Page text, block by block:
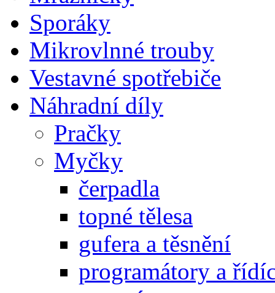
Sporáky
Mikrovlnné trouby
Vestavné spotřebiče
Náhradní díly
Pračky
Myčky
čerpadla
topné tělesa
gufera a těsnění
programátory a